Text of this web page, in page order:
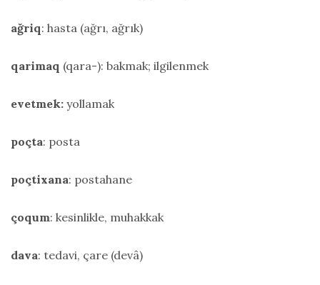
ağriq: hasta (ağrı, ağrık)
qarimaq (qara-): bakmak; ilgilenmek
evetmek: yollamak
poçta: posta
poçtixana: postahane
çoqum: kesinlikle, muhakkak
dava: tedavi, çare (devâ)